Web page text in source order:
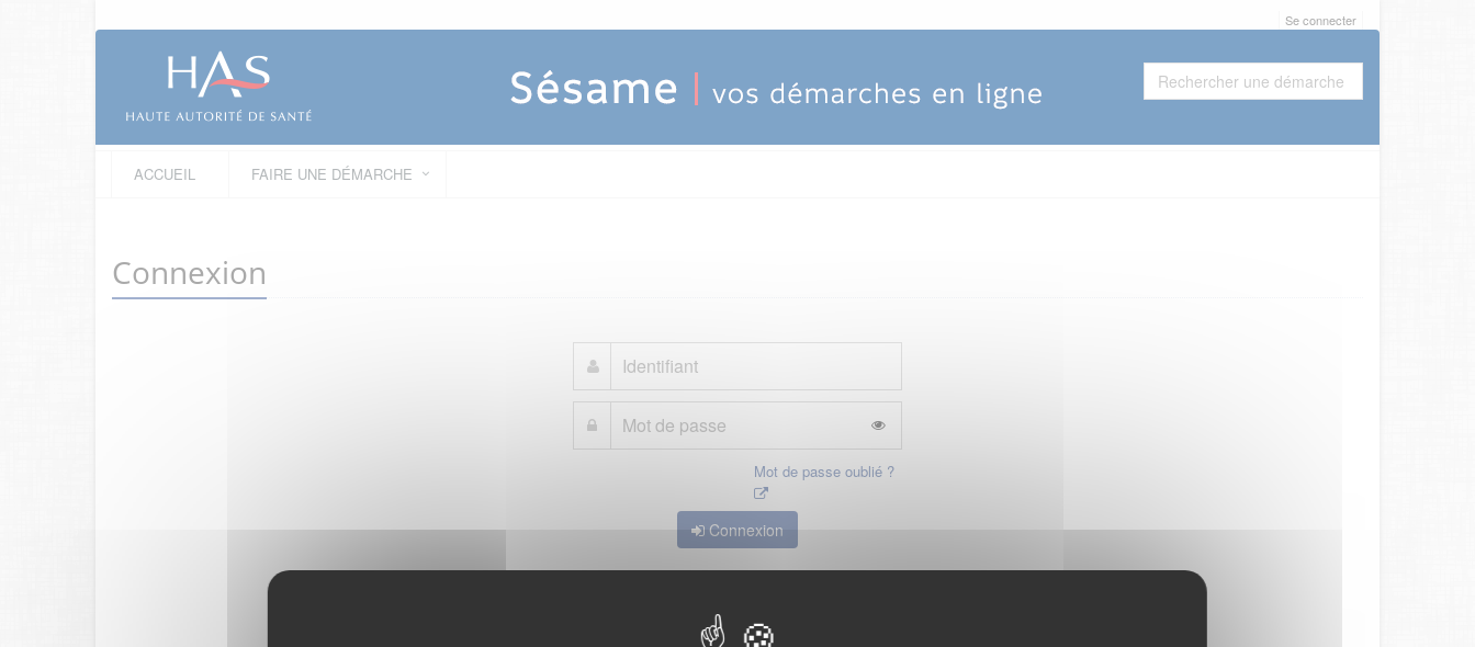
Se connecter
ACCUEIL FAIRE UNE DÉMARCHE
Connexion
Mot de passe oublié ?
Connexion